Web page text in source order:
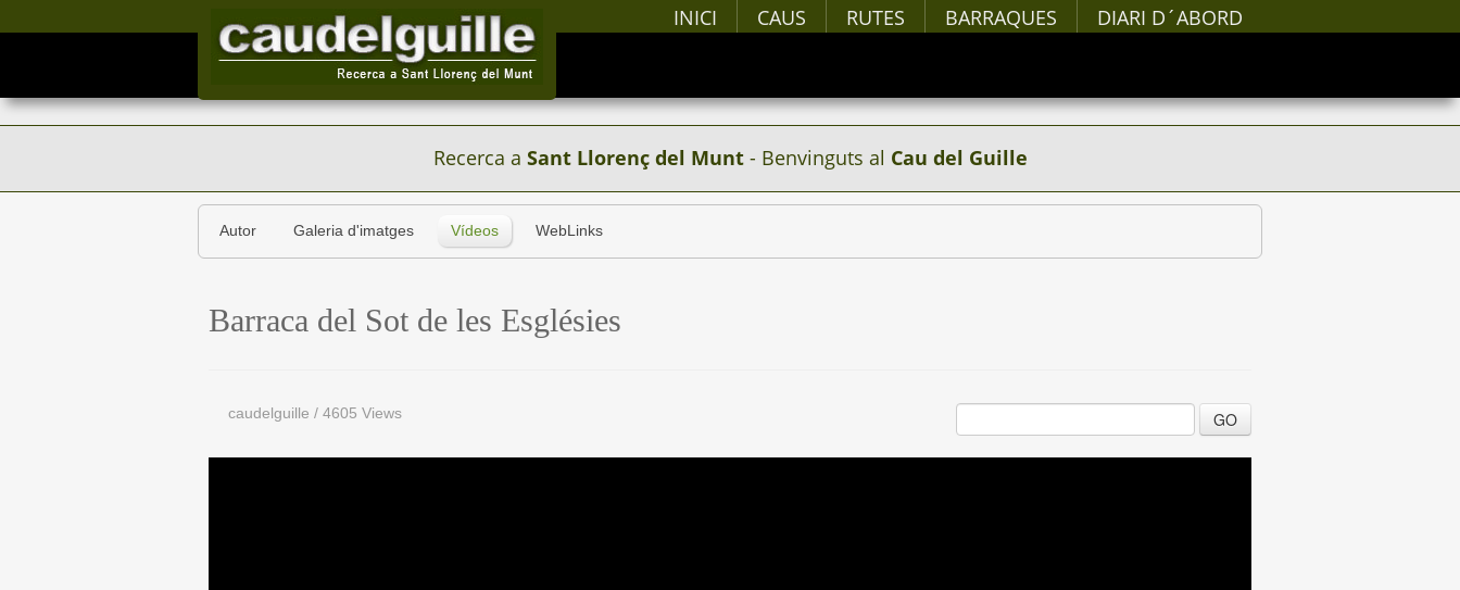
INICI CAUS RUTES BARRAQUES DIARI D´ABORD
Recerca a Sant Llorenç del Munt- Benvinguts al Cau del Guille
Autor Galeria d'imatges Vídeos WebLinks
Barraca del Sot de les Esglésies
caudelguille / 4605 Views GO